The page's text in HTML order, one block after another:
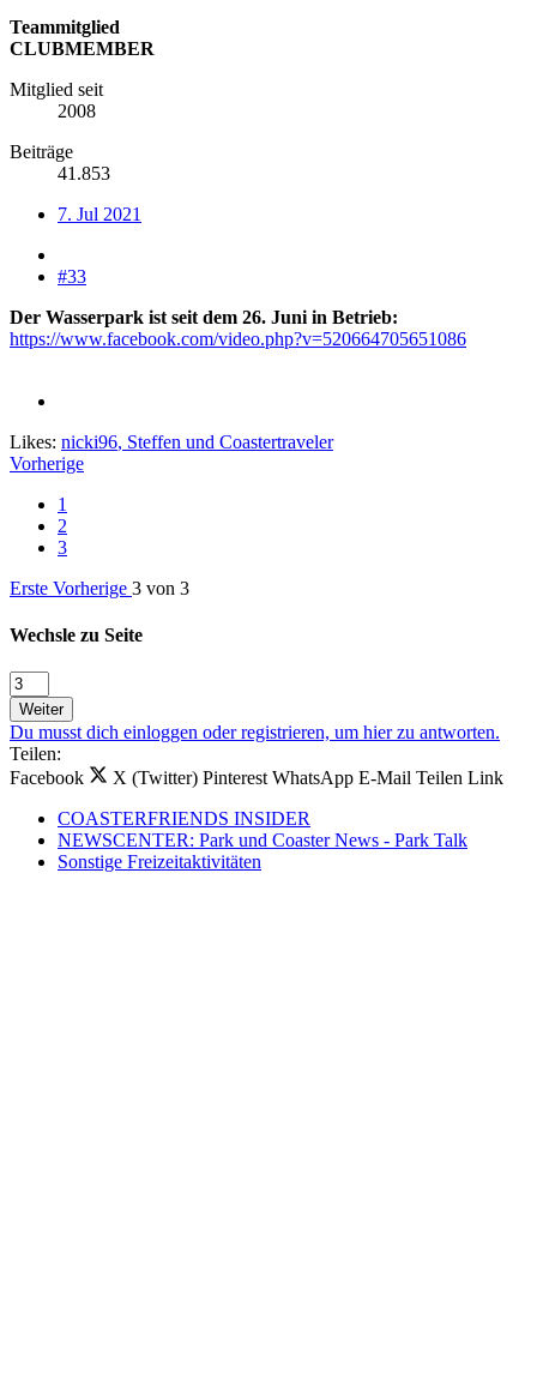
Teammitglied
CLUBMEMBER
Mitglied seit
2008
Beiträge
41.853
7. Jul 2021
#33
Der Wasserpark ist seit dem 26. Juni in Betrieb:
https://www.facebook.com/video.php?v=520664705651086
Likes: nicki96, Steffen und Coastertraveler
Vorherige
1
2
3
Erste Vorherige 3 von 3
Wechsle zu Seite
Weiter
Du musst dich einloggen oder registrieren, um hier zu antworten.
Teilen:
Facebook
X (Twitter) Pinterest WhatsApp E-Mail Teilen Link
COASTERFRIENDS INSIDER
NEWSCENTER: Park und Coaster News - Park Talk
Sonstige Freizeitaktivitäten